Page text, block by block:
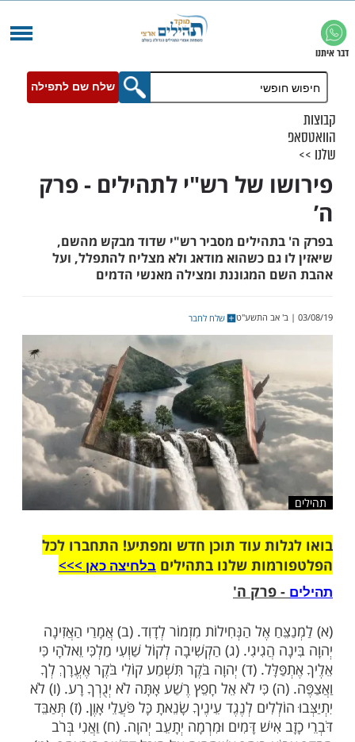
שלח שם לתפילה
של רש"י לתהילים - פרק
גם כשהוא מודאג ולא מצליח להתפלל, ועל
המגוננת ומצילה מאנשי הדמים
שלח לחבר
עוד תוכן חדש ומפתיע! התחברו לכל
שלנו בתהיליםבלחיצה כאן >>>​